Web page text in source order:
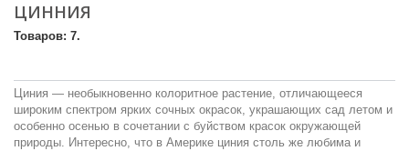
ЦИННИЯ
Товаров: 7.
Циния — необыкновенно колоритное растение, отличающееся
широким спектром ярких сочных окрасок, украшающих сад летом и
особенно осенью в сочетании с буйством красок окружающей
природы. Интересно, что в Америке циния столь же любима и